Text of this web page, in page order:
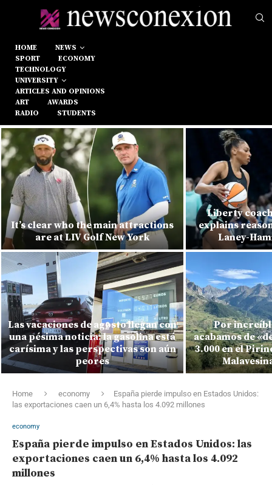
HOME
NEWS
SPORT
ECONOMY
TECHNOLOGY
UNIVERSITY
ARTICLES AND OPINIONS
ART
AWARDS
RADIO
STUDENTS
It’s clear who the main attractions
are at LIV Golf New York
Las vacaciones de agosto llegan con
una pésima noticia: la gasolina está
carísima y las perspectivas son aún
peores
Liberty
explains
Laney-
Por
acabamos de
3.000 en el
Home economy
España pierde impulso en Estados Unidos:
las exportaciones caen un 6,4% hasta los 4.092 millones
economy
España pierde impulso en Estados Unidos: las
exportaciones caen un 6,4% hasta los 4.092
millones